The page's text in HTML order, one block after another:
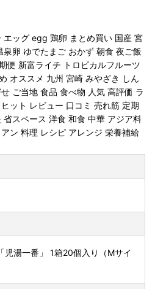
エッグ egg 鶏卵 まとめ買い 国産 宮
卵 ゆでたまご おかず 朝食 夜ご飯
便 新富ライチ トロピカルフルーツ
オススメ 九州 宮崎 みやざき しん
ご当地 食品 食べ物 人気 高評価 ラ
ット レビュー 口コミ 売れ筋 定期
スペース 洋食 和食 中華 アジア料
ン 料理 レシピ アレンジ 栄養補給
湯一番」 1箱20個入り（Mサイ